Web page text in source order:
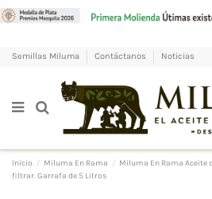
Semillas Miluma Contáctanos Noticias
Inicio Miluma En Rama
Miluma En Rama Aceite
filtrar. Garrafa de 5 Litros